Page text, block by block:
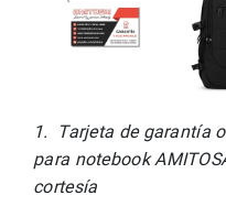
1.  Tarjeta de garantía
para notebook
cortesía